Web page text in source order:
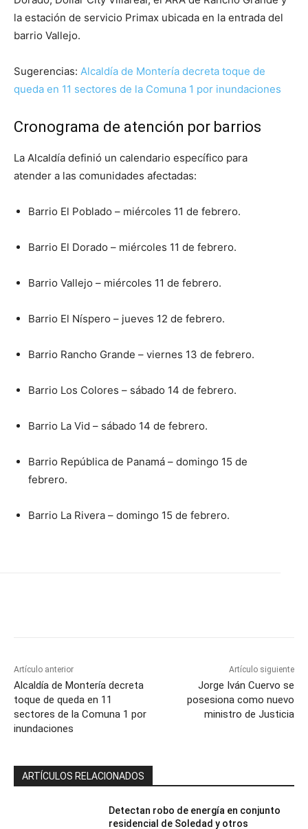
la estación de servicio Primax ubicada en la entrada del
barrio Vallejo.
Sugerencias: Alcaldía de Montería decreta toque de
queda en 11 sectores de la Comuna 1 por inundaciones
Cronograma de atención por barrios
La Alcaldía definió un calendario específico para
atender a las comunidades afectadas:
Barrio El Poblado – miércoles 11 de febrero.
Barrio El Dorado – miércoles 11 de febrero.
Barrio Vallejo – miércoles 11 de febrero.
Barrio El Níspero – jueves 12 de febrero.
Barrio Rancho Grande – viernes 13 de febrero.
Barrio Los Colores – sábado 14 de febrero.
Barrio La Vid – sábado 14 de febrero.
Barrio República de Panamá – domingo 15 de
febrero.
Barrio La Rivera – domingo 15 de febrero.
Artículo anterior
Alcaldía de Montería decreta
toque de queda en 11
sectores de la Comuna 1 por
inundaciones
Artículo siguiente
Jorge Iván Cuervo se
posesiona como nuevo
ministro de Justicia
ARTÍCULOS RELACIONADOS
Detectan robo de energía en conjunto
residencial de Soledad y otros